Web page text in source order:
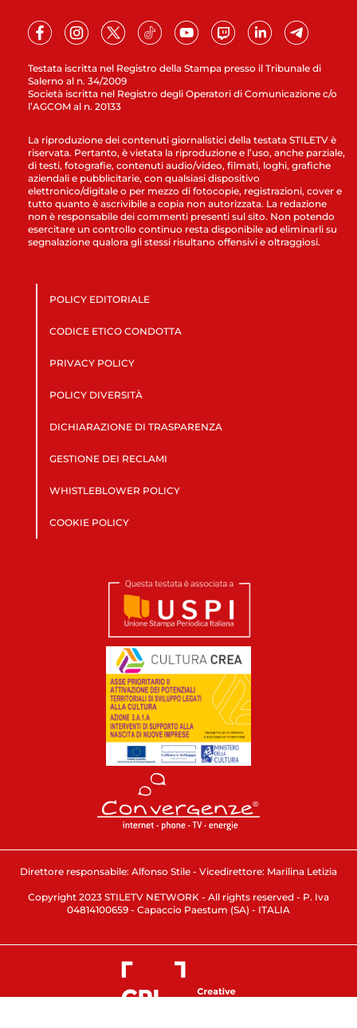
Testata iscritta nel Registro della Stampa presso il Tribunale di
Salerno al n. 34/2009
Società iscritta nel Registro degli Operatori di Comunicazione c/o
l’AGCOM al n. 20133
La riproduzione dei contenuti giornalistici della testata STILETV è
riservata. Pertanto, è vietata la riproduzione e l’uso, anche parziale,
di testi, fotografie, contenuti audio/video, filmati, loghi, grafiche
aziendali e pubblicitarie, con qualsiasi dispositivo
elettronico/digitale o per mezzo di fotocopie, registrazioni, cover e
tutto quanto è ascrivibile a copia non autorizzata. La redazione
non è responsabile dei commenti presenti sul sito. Non potendo
esercitare un controllo continuo resta disponibile ad eliminarli su
segnalazione qualora gli stessi risultano offensivi e oltraggiosi.
POLICY EDITORIALE
CODICE ETICO CONDOTTA
PRIVACY POLICY
POLICY DIVERSITÀ
DICHIARAZIONE DI TRASPARENZA
GESTIONE DEI RECLAMI
WHISTLEBLOWER POLICY
COOKIE POLICY
Direttore responsabile: Alfonso Stile - Vicedirettore: Marilina Letizia
Copyright 2023 STILETV NETWORK - All rights reserved - P. Iva
04814100659 - Capaccio Paestum (SA) - ITALIA